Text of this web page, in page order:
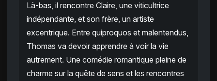
Là-bas, il rencontre Claire, une viticultrice
indépendante, et son frère, un artiste
excentrique. Entre quiproquos et malentendus,
Thomas va devoir apprendre à voir la vie
autrement. Une comédie romantique pleine de
charme sur la quête de sens et les rencontres